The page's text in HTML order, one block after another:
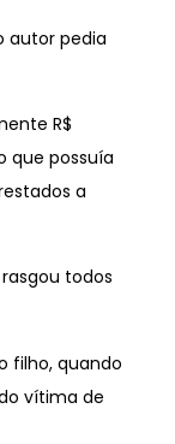
autor pedia
R$
que possuía
a
todos
filho, quando
vítima de